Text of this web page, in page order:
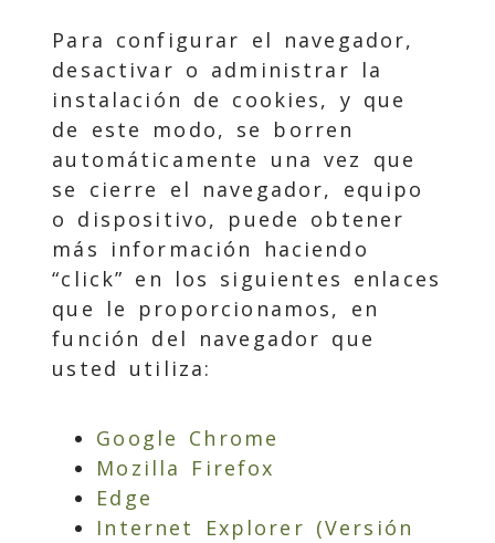
Para configurar el navegador,
desactivar o administrar la
instalación de cookies, y que
de este modo, se borren
automáticamente una vez que
se cierre el navegador, equipo
o dispositivo, puede obtener
más información haciendo
“click” en los siguientes enlaces
que le proporcionamos, en
función del navegador que
usted utiliza:
Google Chrome
Mozilla Firefox
Edge
Internet Explorer (Versión